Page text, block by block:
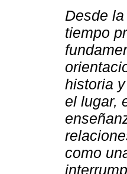
Desde
tiempo
historia
el lugar,
como